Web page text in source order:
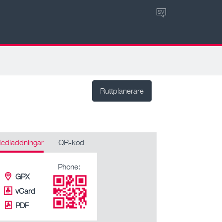
SV
Ruttplanerare
QR-kod
GPX
vCard
PDF
Phone: